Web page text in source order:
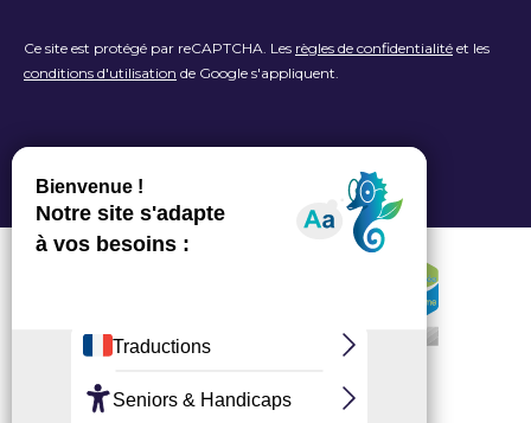
Ce site est protégé par reCAPTCHA. Les règles de confidentialité et les
conditions d'utilisation de Google s'appliquent.